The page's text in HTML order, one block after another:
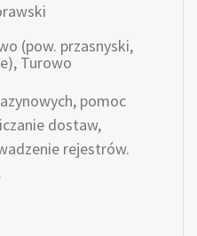
(pow. przasnyski,
Turowo
pomoc
dostaw,
rejestrów.